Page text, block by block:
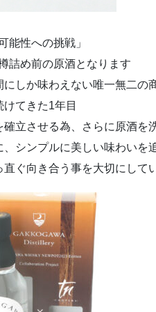
能性への挑戦」
詰め前の原酒となります
にしか味わえない唯一無二の
てきた1年目
確立させる為、さらに原酒を
、シンプルに美しい味わいを
直ぐ向き合う事を大切にして